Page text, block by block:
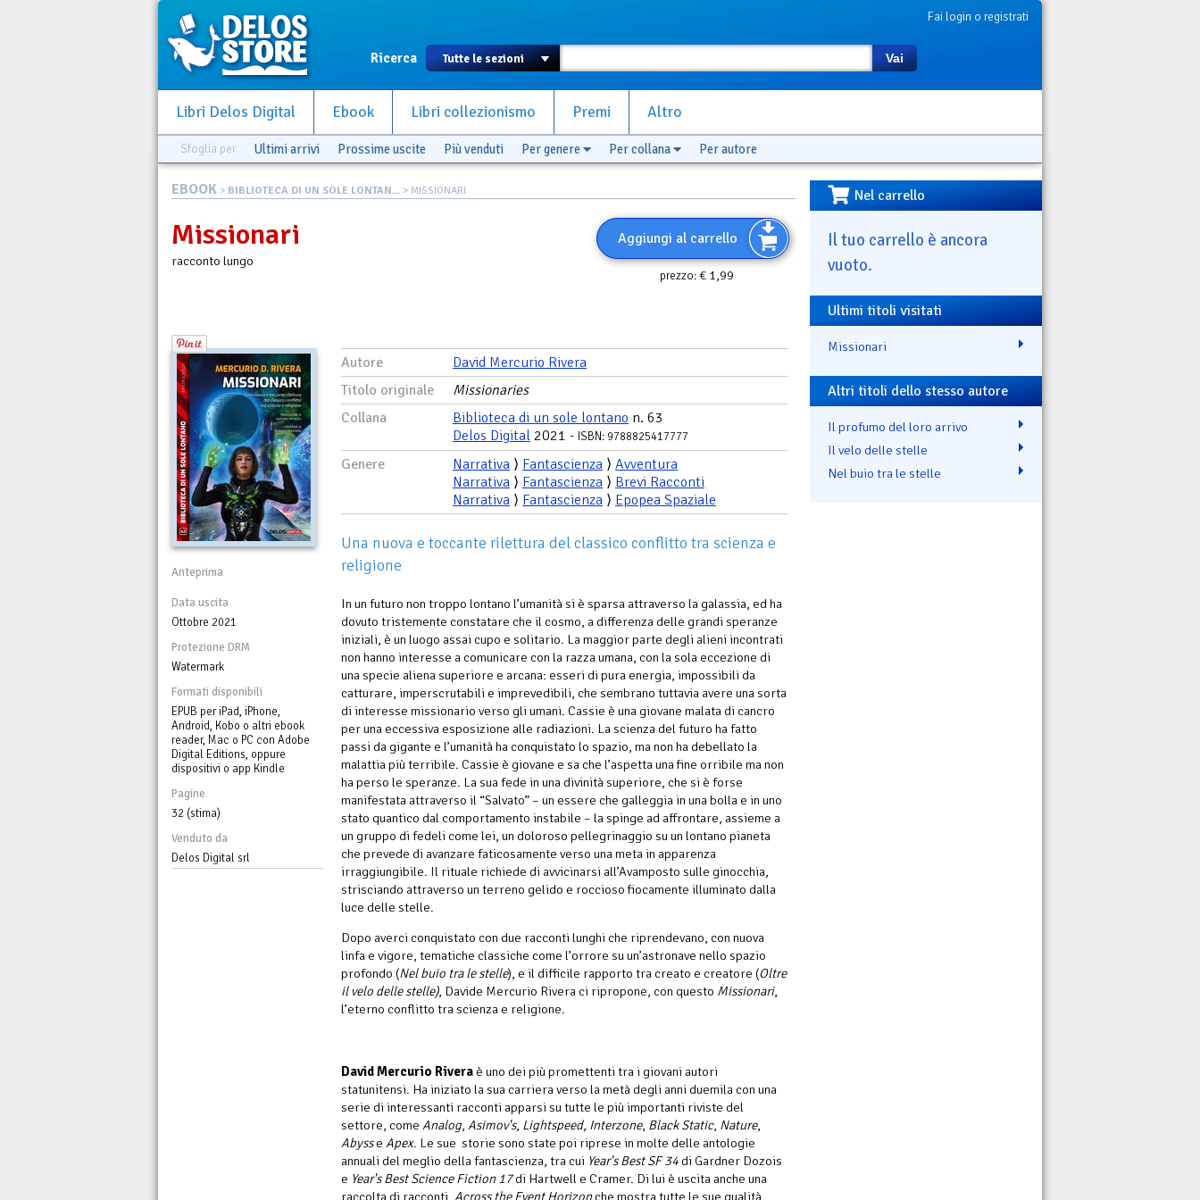
Fai login o registrati
Ricerca Vai
Libri Delos Digital Ebook Libri collezionismo Premi Altro
Sfoglia per Ultimi arrivi Prossime uscite Più venduti Per genere Per collana Per autore
EBOOK > BIBLIOTECA DI UN SOLE LONTAN... > MISSIONARI
Aggiungi al carrello
prezzo:€ 1,99
Missionari
racconto lungo
Anteprima
Data uscita
Ottobre 2021
Protezione DRM
Watermark
Formati disponibili
EPUB per iPad, iPhone,
Android, Kobo o altri ebook
reader, Mac o PC con Adobe
Digital Editions, oppure
dispositivi o app Kindle
Pagine
32 (stima)
Venduto da
Delos Digital srl
Autore
David Mercurio Rivera
Titolo originale
Missionaries
Collana
Biblioteca di un sole lontano n. 63
Delos Digital 2021 - ISBN: 9788825417777
Genere Narrativa ⟩ Fantascienza ⟩ Avventura
Narrativa ⟩ Fantascienza ⟩ Brevi Racconti
Narrativa ⟩ Fantascienza ⟩ Epopea Spaziale
Una nuova e toccante rilettura del classico conflitto tra scienza e
religione
In un futuro non troppo lontano l’umanità si è sparsa attraverso la galassia, ed ha
dovuto tristemente constatare che il cosmo, a differenza delle grandi speranze
iniziali, è un luogo assai cupo e solitario. La maggior parte degli alieni incontrati
non hanno interesse a comunicare con la razza umana, con la sola eccezione di
una specie aliena superiore e arcana: esseri di pura energia, impossibili da
catturare, imperscrutabili e imprevedibili, che sembrano tuttavia avere una sorta
di interesse missionario verso gli umani. Cassie è una giovane malata di cancro
per una eccessiva esposizione alle radiazioni. La scienza del futuro ha fatto
passi da gigante e l’umanità ha conquistato lo spazio, ma non ha debellato la
malattia più terribile. Cassie è giovane e sa che l’aspetta una fine orribile ma non
ha perso le speranze. La sua fede in una divinità superiore, che si è forse
manifestata attraverso il “Salvato” – un essere che galleggia in una bolla e in uno
stato quantico dal comportamento instabile – la spinge ad affrontare, assieme a
un gruppo di fedeli come lei, un doloroso pellegrinaggio su un lontano pianeta
che prevede di avanzare faticosamente verso una meta in apparenza
irraggiungibile. Il rituale richiede di avvicinarsi all’Avamposto sulle ginocchia,
strisciando attraverso un terreno gelido e roccioso fiocamente illuminato dalla
luce delle stelle.
Dopo averci conquistato con due racconti lunghi che riprendevano, con nuova
linfa e vigore, tematiche classiche come l’orrore su un’astronave nello spazio
profondo (Nel buio tra le stelle), e il difficile rapporto tra creato e creatore (Oltre
il velo delle stelle), Davide Mercurio Rivera ci ripropone, con questo Missionari,
l’eterno conflitto tra scienza e religione.
David Mercurio Riveraè uno dei più promettenti tra i giovani autori
statunitensi. Ha iniziato la sua carriera verso la metà degli anni duemila con una
serie di interessanti racconti apparsi su tutte le più importanti riviste del
settore, come Analog, Asimov's, Lightspeed, Interzone, Black Static, Nature,
Abysse Apex. Le sue storie sono state poi riprese in molte delle antologie
annuali del meglio della fantascienza, tra cui Year's Best SF 34di Gardner Dozois
e Year's Best Science Fiction 17di Hartwell e Cramer. Di lui è uscita anche una
raccolta di racconti, Across the Event Horizonche mostra tutte le sue qualità
Nel carrello
Il tuo carrello è ancora
vuoto.
Ultimi titoli visitati
Missionari
Altri titoli dello stesso autore
Il profumo del loro arrivo
Il velo delle stelle
Nel buio tra le stelle